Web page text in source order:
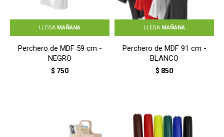
LLEGA MAÑANA
Perchero de MDF 59 cm -
NEGRO
$ 750
LLEGA MAÑANA
Perchero de MDF 91 cm -
BLANCO
$ 850